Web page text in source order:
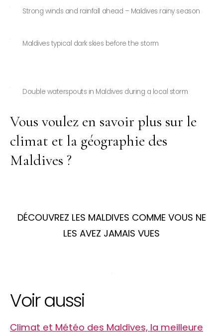
Strong winds and rainfall ahead – Maldives rainy season
Maldives typical dark skies before the storm
Double waterspouts in Maldives during a local storm
Vous voulez en savoir plus sur le
climat et la géographie des
Maldives ?
DÉCOUVREZ LES MALDIVES COMME VOUS NE
LES AVEZ JAMAIS VUES
Voir aussi
Climat et Météo des Maldives, la meilleure